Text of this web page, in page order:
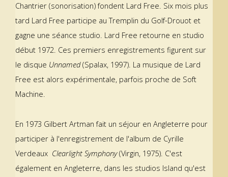
Chantrier (sonorisation) fondent Lard Free. Six mois plus
tard Lard Free participe au Tremplin du Golf-Drouot et
gagne une séance studio. Lard Free retourne en studio
début 1972. Ces premiers enregistrements figurent sur
le disque Unnamed(Spalax, 1997). La musique de Lard
Free est alors expérimentale, parfois proche de Soft
Machine.
En 1973 Gilbert Artman fait un séjour en Angleterre pour
participer à l'enregistrement de l'album de Cyrille
Verdeaux Clearlight Symphony(Virgin, 1975). C'est
également en Angleterre, dans les studios Island qu'est